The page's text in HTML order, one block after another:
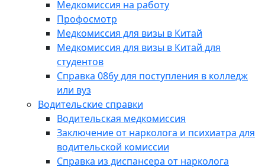
Медкомиссия на работу
Профосмотр
Медкомиссия для визы в Китай
Медкомиссия для визы в Китай для
студентов
Справка 086у для поступления в колледж
или вуз
Водительские справки
Водительская медкомиссия
Заключение от нарколога и психиатра для
водительской комиссии
Справка из диспансера от нарколога